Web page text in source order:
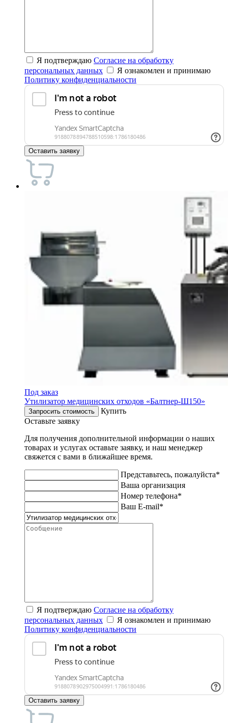
Я подтверждаю Согласие на обработку
персональных данных
Я ознакомлен и принимаю
Политику конфиденциальности
Оставить заявку
Под заказ
Утилизатор медицинских отходов «Балтнер-Ш150»
Запросить стоимость
Купить
Оставьте заявку
Для получения дополнительной информации о наших
товарах и услугах оставьте заявку, и наш менеджер
свяжется с вами в ближайшее время.
Представьтесь, пожалуйста*
Ваша организация
Номер телефона*
Ваш E-mail*
Я подтверждаю Согласие на обработку
персональных данных
Я ознакомлен и принимаю
Политику конфиденциальности
Оставить заявку